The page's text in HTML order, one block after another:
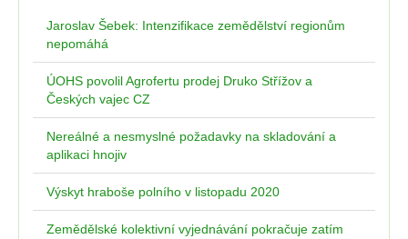
Jaroslav Šebek: Intenzifikace zemědělství regionům
nepomáhá
ÚOHS povolil Agrofertu prodej Druko Střížov a
Českých vajec CZ
Nereálné a nesmyslné požadavky na skladování a
aplikaci hnojiv
Výskyt hraboše polního v listopadu 2020
Zemědělské kolektivní vyjednávání pokračuje zatím